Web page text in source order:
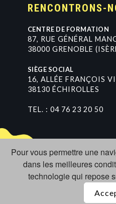
RENCONTRONS-
CENTRE DE FORMATION
87, RUE GÉNÉRAL MAN
38000 GRENOBLE (ISÈR
SIÈGE SOCIAL
16, ALLÉE FRANÇOIS VI
381 30 ÉCHI ROLLES
TEL. : 04 76 23 20 50
Pour vous permettre une
dans les meilleures
technologie qui repose